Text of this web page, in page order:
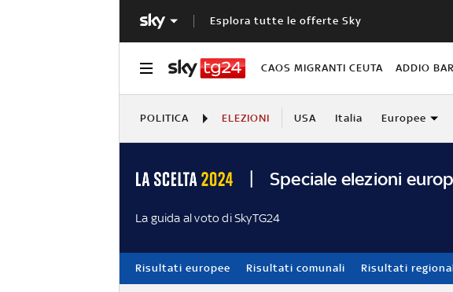
Esplora tutte le offerte Sky
CAOS MIGRANTI CEUTA ADDIO
POLITICA ELEZIONI USA Italia Europee
Speciale elezioni
La guida al voto di SkyTG24
Risultati europee Risultati comunali Risultati